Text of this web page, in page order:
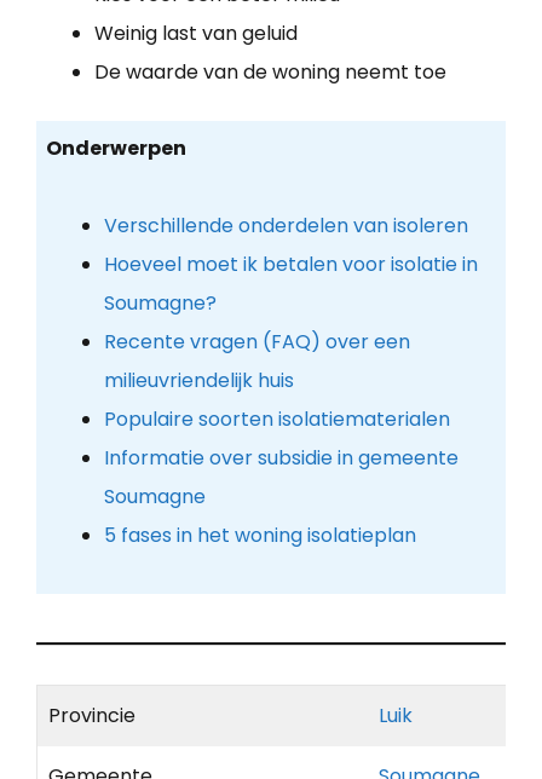
Weinig last van geluid
De waarde van de woning neemt toe
Onderwerpen
Verschillende onderdelen van isoleren
Hoeveel moet ik betalen voor isolatie in
Soumagne?
Recente vragen (FAQ) over een
milieuvriendelijk huis
Populaire soorten isolatiematerialen
Informatie over subsidie in gemeente
Soumagne
5 fases in het woning isolatieplan
Provincie Luik